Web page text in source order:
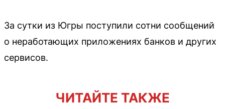
За сутки из Югры поступили сотни сообщений
о неработающих приложениях банков и других
сервисов.
ЧИТАЙТЕ ТАКЖЕ